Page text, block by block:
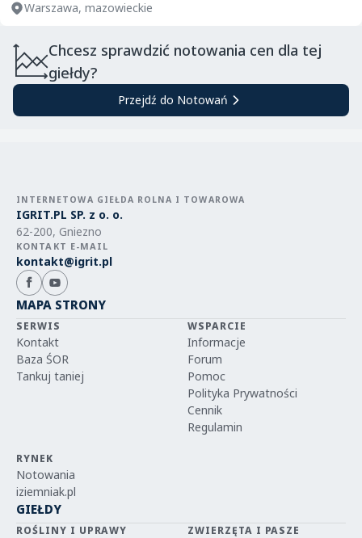
Warszawa, mazowieckie
Chcesz sprawdzić notowania cen dla tej
giełdy?
Przejdź do Notowań
INTERNETOWA GIEŁDA ROLNA I TOWAROWA
IGRIT.PL SP. z o. o.
62-200, Gniezno
KONTAKT E-MAIL
kontakt@igrit.pl
MAPA STRONY
SERWIS
Kontakt
Baza ŚOR
Tankuj taniej
WSPARCIE
Informacje
Forum
Pomoc
Polityka Prywatności
Cennik
Regulamin
RYNEK
Notowania
iziemniak.pl
GIEŁDY
ROŚLINY I UPRAWY ZWIERZĘTA I PASZE